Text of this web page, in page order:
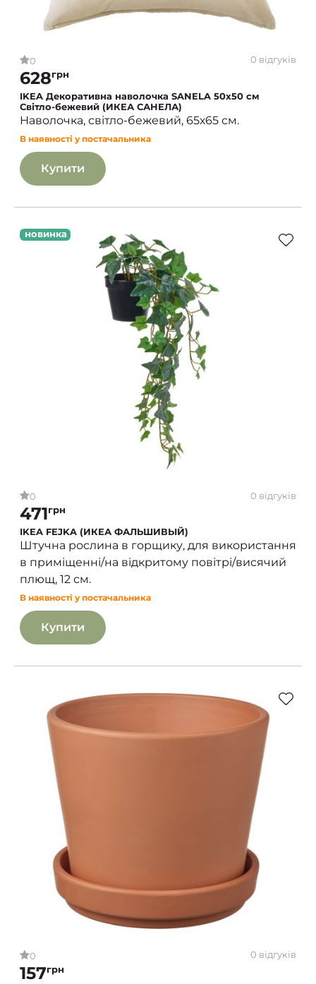
0 0 відгуків
628грн
IKEA Декоративна наволочка SANELA 50х50 см
Світло-бежевий (ИКЕА САНЕЛА)
Наволочка, світло-бежевий, 65х65 см.
В наявності у постачальника
Купити
новинка
0 0 відгуків
471грн
IKEA FEJKA (ИКЕА ФАЛЬШИВЫЙ)
Штучна рослина в горщику, для використання
в приміщенні/на відкритому повітрі/висячий
плющ, 12 см.
В наявності у постачальника
Купити
0 0 відгуків
157грн